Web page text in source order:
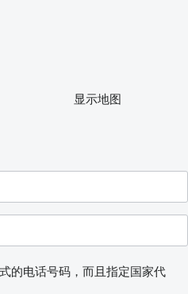
显示地图
的电话号码，而且指定国家代